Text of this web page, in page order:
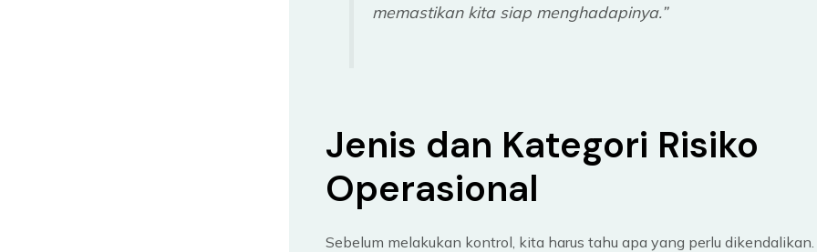
memastikan kita siap menghadapinya.”
Jenis dan Kategori Risiko
Operasional
Sebelum melakukan kontrol, kita harus tahu apa yang perlu dikendalikan.